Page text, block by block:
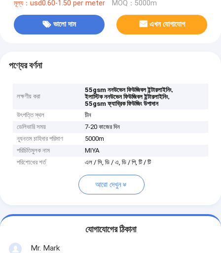
মূল্য：usd0.60-1.50 per meter MOQ：5000m
ভালো দাম এখন যোগাযোগ
পণ্যের বর্ণনা
লক্ষণীয় করা
55gsm ননউভেন ফিউজিবল ইন্টারলাইনিং,
ইলাস্টিক ননউভেন ফিউজিবল ইন্টারলাইনিং,
55gsm ফ্যাব্রিক ফিউজিং উপাদান
উৎপত্তি স্থল
চীন
ডেলিভারি সময়
7-20 কাজের দিন
ন্যূনতম চাহিদার পরিমাণ
5000m
পরিচিতিমুলক নাম
MIYA
পরিশোধের শর্ত
এল / সি, ডি / এ, ডি / পি, টি / টি
আরো দেখুন
যোগাযোগের ঠিকানা
Mr. Mark